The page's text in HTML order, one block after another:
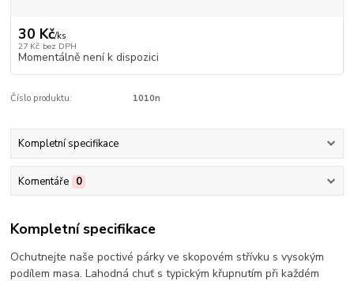
30 Kč/ks
27 Kč bez DPH
Momentálně není k dispozici
Číslo produktu: 1010n
Kompletní specifikace
Komentáře 0
Kompletní specifikace
Ochutnejte naše poctivé párky ve skopovém střívku s vysokým
podílem masa. Lahodná chuť s typickým křupnutím při každém